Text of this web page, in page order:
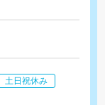
土日祝休み